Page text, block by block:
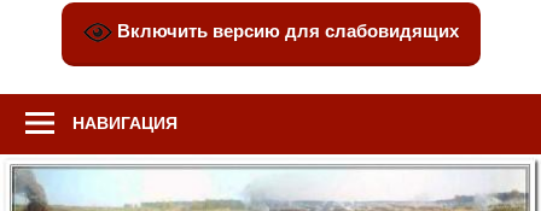
Включить версию для слабовидящих
НАВИГАЦИЯ